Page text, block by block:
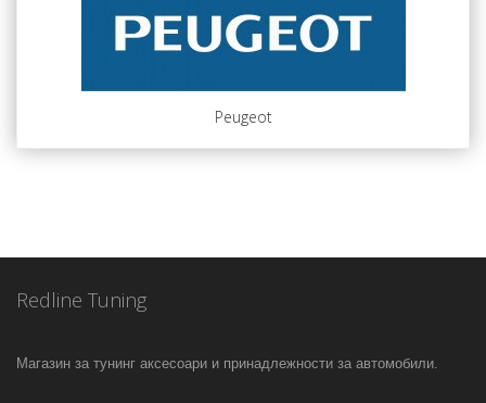
Peugeot
Redline Tuning
Магазин за тунинг аксесоари и принадлежности за автомобили.